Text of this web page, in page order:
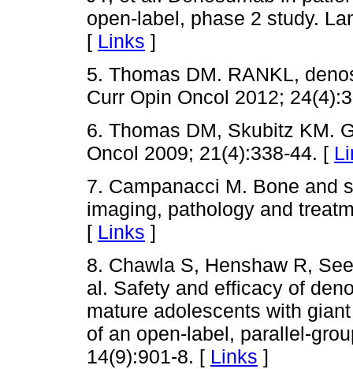
open-label, phase 2 study.
[ Links ]
5. Thomas DM. RANKL,
Curr Opin Oncol 2012;
6. Thomas DM, Skubitz KM.
Oncol 2009; 21(4):338-44. [
7. Campanacci M. Bone and
imaging, pathology and
[ Links ]
8. Chawla S, Henshaw R,
al. Safety and efficacy of
mature adolescents with
of an open-label, parallel-
14(9):901-8. [ Links ]